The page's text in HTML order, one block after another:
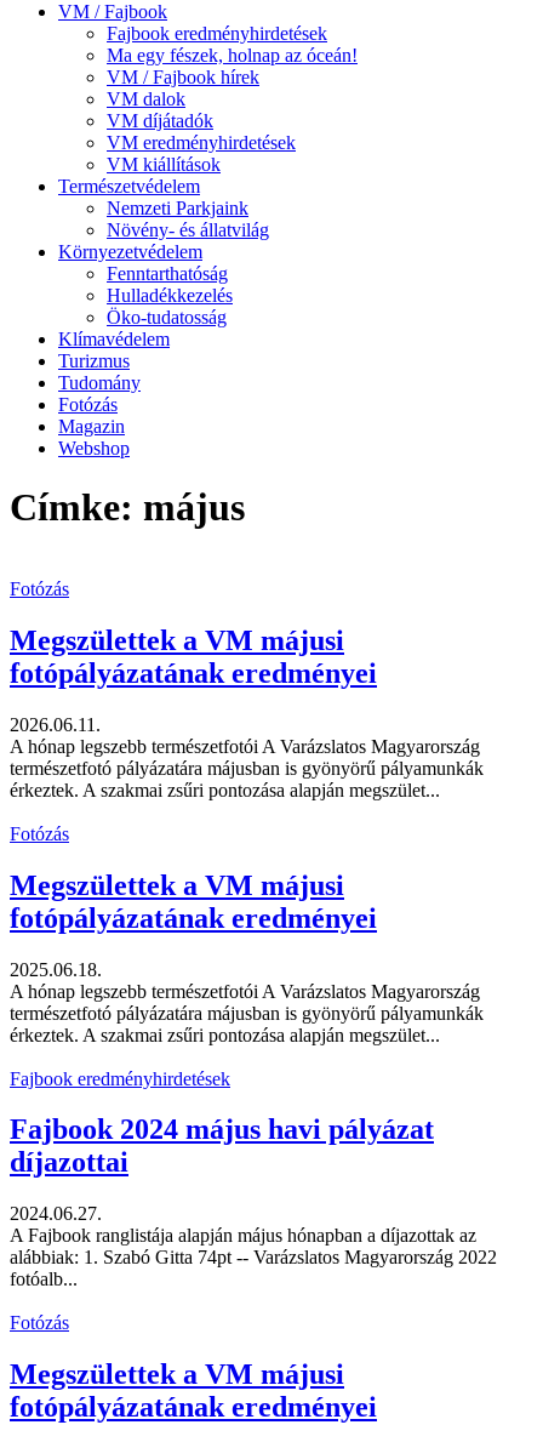
VM / Fajbook
Fajbook eredményhirdetések
Ma egy fészek, holnap az óceán!
VM / Fajbook hírek
VM dalok
VM díjátadók
VM eredményhirdetések
VM kiállítások
Természetvédelem
Nemzeti Parkjaink
Növény- és állatvilág
Környezetvédelem
Fenntarthatóság
Hulladékkezelés
Öko-tudatosság
Klímavédelem
Turizmus
Tudomány
Fotózás
Magazin
Webshop
Címke: május
Fotózás
Megszülettek a VM májusi
fotópályázatának eredményei
2026.06.11.
A hónap legszebb természetfotói A Varázslatos Magyarország
természetfotó pályázatára májusban is gyönyörű pályamunkák
érkeztek. A szakmai zsűri pontozása alapján megszület...
Fotózás
Megszülettek a VM májusi
fotópályázatának eredményei
2025.06.18.
A hónap legszebb természetfotói A Varázslatos Magyarország
természetfotó pályázatára májusban is gyönyörű pályamunkák
érkeztek. A szakmai zsűri pontozása alapján megszület...
Fajbook eredményhirdetések
Fajbook 2024 május havi pályázat
díjazottai
2024.06.27.
A Fajbook ranglistája alapján május hónapban a díjazottak az
alábbiak: 1. Szabó Gitta 74pt -- Varázslatos Magyarország 2022
fotóalb...
Fotózás
Megszülettek a VM májusi
fotópályázatának eredményei